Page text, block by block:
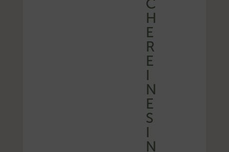
C
H
E
R
E
I
N
E
S
I
N